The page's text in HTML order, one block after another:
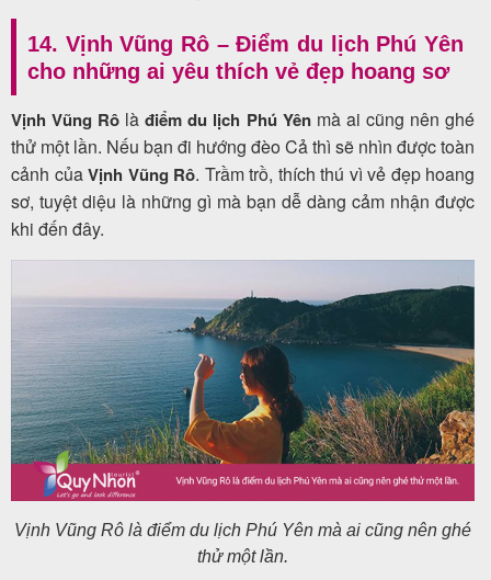
14. Vịnh Vũng Rô – Điểm du lịch Phú Yên
cho những ai yêu thích vẻ đẹp hoang sơ
Vịnh Vũng Rô làđiểm du lịch Phú Yênmà ai cũng nên ghé
thử một lần. Nếu bạn đi hướng đèo Cả thì sẽ nhìn được toàn
cảnh củaVịnh Vũng Rô. Trầm trồ, thích thú vì vẻ đẹp hoang
sơ, tuyệt diệu là những gì mà bạn dễ dàng cảm nhận được
khi đến đây.
Vịnh Vũng Rô là điểm du lịch Phú Yên mà ai cũng nên ghé
thử một lần.